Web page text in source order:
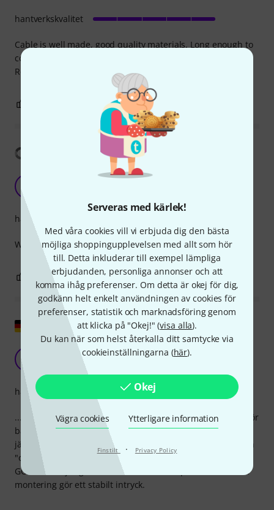
Serveras med kärlek!
Med våra cookies vill vi erbjuda dig den bästa
möjliga shoppingupplevelsen med allt som hör
till. Detta inkluderar till exempel lämpliga
erbjudanden, personliga annonser och att
komma ihåg preferenser. Om detta är okej för dig,
godkänn helt enkelt användningen av cookies för
preferenser, statistik och marknadsföring genom
att klicka på "Okej!" (visa alla).
Du kan när som helst återkalla ditt samtycke via
cookieinställningarna (här).
Okej
Vägra cookies Ytterligare information
Finstilt · Privacy Policy
Cable is well made, good quality materials. Long enough to
connect to the phone if used on a distance. Very satisfied.
Recommend.
hantverkskvalitet
ANMÄL RECENSION
Visa översättning
Work perfect with my iphone and rodecaster pro II
hantverkskvalitet
0 ANMÄL RECENSION
Visa original
Det bättre alternativet till SC15
...för den kostar bara lite mer, men är 150cm lång istället för
bara 30cm! Båda känns förstås som att de är för dyra ;-) En
jättebra lösning om du filmar med din iPhone och spelar in
"officiellt" ljud med Rode Wireless GO eller Rode Wireless
GO II - utan ljudgränssnitt eller extra adaptrar. Kablar och
montering gör ett stabilt intryck.
hantverkskvalitet